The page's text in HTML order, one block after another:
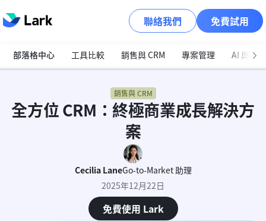
聯絡我們 免費試用
部落格中心 工具比較 銷售與 CRM 專案管理 AI 與自
銷售與 CRM
全方位 CRM：終極商業成長解決方
案
Cecilia LaneGo-to-Market 助理
2025年12月22日
免費使用 Lark